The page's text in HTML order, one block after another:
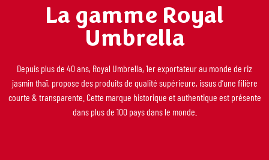
La gamme Royal
Umbrella
Depuis plus de 40 ans, Royal Umbrella, 1er exportateur au monde de riz
jasmin thaï, propose des produits de qualité supérieure, issus d’une filière
courte & transparente. Cette marque historique et authentique est présente
dans plus de 100 pays dans le monde.